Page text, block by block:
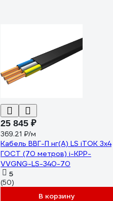
25 845 ₽
369.21 ₽/м
Кабель ВВГ-П нг(А) LS iTOK 3x4
ГОСТ (70 метров) i-KPP-
VVGNG-LS-340-70
5
(50)
В корзину